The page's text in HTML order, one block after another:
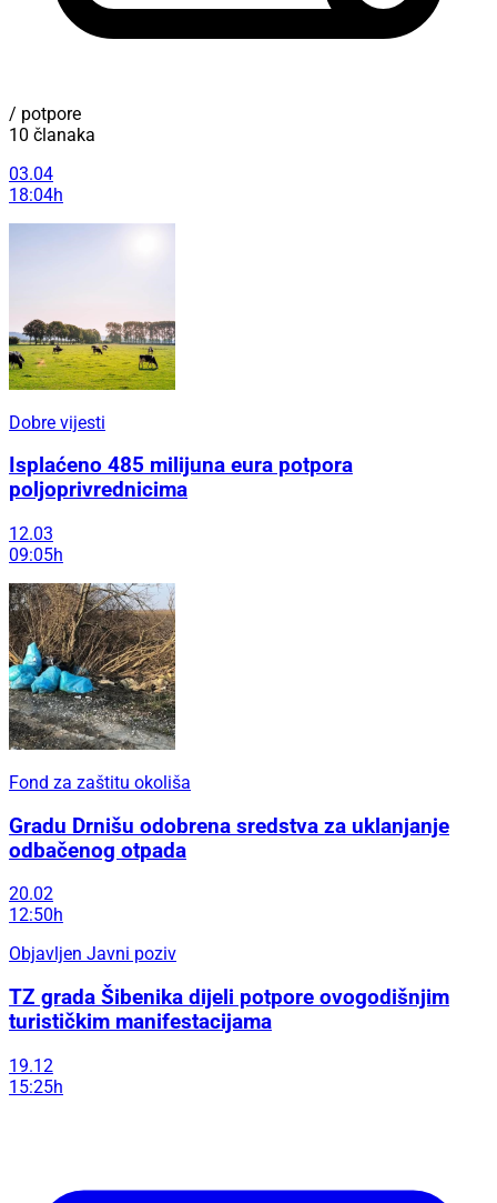
/ potpore
10 članaka
03.04
18:04h
Dobre vijesti
Isplaćeno 485 milijuna eura potpora
poljoprivrednicima
12.03
09:05h
Fond za zaštitu okoliša
Gradu Drnišu odobrena sredstva za uklanjanje
odbačenog otpada
20.02
12:50h
Objavljen Javni poziv
TZ grada Šibenika dijeli potpore ovogodišnjim
turističkim manifestacijama
19.12
15:25h